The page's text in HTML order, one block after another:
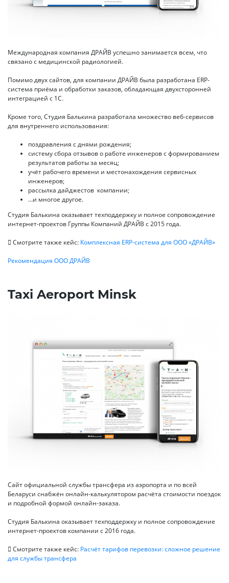
Международная компания ДРАЙВ успешно занимается всем, что
связано с медицинской радиологией.
Помимо двух сайтов, для компании ДРАЙВ была разработана ERP-
система приёма и обработки заказов, обладающая двухсторонней
интеграцией с 1С.
Кроме того, Студия Балькина разработала множество веб-сервисов
для внутреннего использования:
поздравления с днями рождения;
систему сбора отзывов о работе инженеров с формированием
результатов работы за месяц;
учёт рабочего времени и местонахождения сервисных
инженеров;
рассылка дайджестов компании;
…и многое другое.
Студия Балькина оказывает техподдержку и полное сопровождение
интернет-проектов Группы Компаний ДРАЙВ с 2015 года.
Смотрите также кейс: Комплексная ERP-система для ООО «ДРАЙВ»
Рекомендация ООО ДРАЙВ
Taxi Aeroport Minsk
Сайт официальной службы трансфера из аэропорта и по всей
Беларуси снабжён онлайн-калькулятором расчёта стоимости поездок
и подробной формой онлайн-заказа.
Студия Балькина оказывает техподдержку и полное сопровождение
интернет-проектов компании с 2016 года.
Смотрите также кейс: Расчёт тарифов перевозки: сложное решение
для службы трансфера